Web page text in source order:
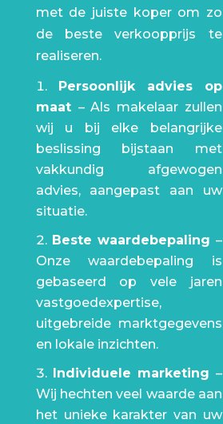
met de juiste koper om zo
de beste verkoopprijs te
realiseren.
Persoonlijk advies op
maat – Als makelaar zullen
wij u bij elke belangrijke
beslissing bijstaan met
vakkundig afgewogen
advies, aangepast aan uw
situatie.
Beste waardebepaling –
Onze waardebepaling is
gebaseerd op vele jaren
vastgoedexpertise,
uitgebreide marktgegevens
en lokale inzichten.
Individuele marketing –
Wij hechten veel waarde aan
het unieke karakter van uw